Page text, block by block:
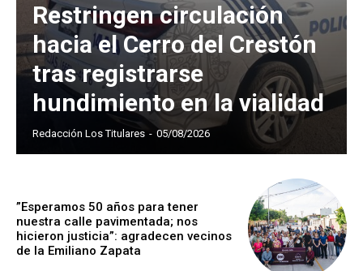
Restringen circulación
hacia el Cerro del Crestón
tras registrarse
hundimiento en la vialidad
Redacción Los Titulares - 05/08/2026
”Esperamos 50 años para tener
nuestra calle pavimentada; nos
hicieron justicia”: agradecen vecinos
de la Emiliano Zapata